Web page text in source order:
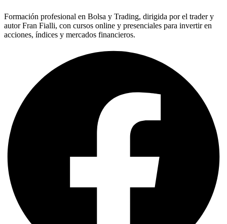
Formación profesional en Bolsa y Trading, dirigida por el trader y
autor Fran Fialli, con cursos online y presenciales para invertir en
acciones, índices y mercados financieros.